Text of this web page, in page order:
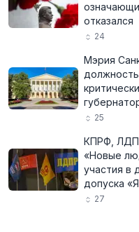
отказался
24
Мэрия
25
КПРФ,
«Новые
участия в
допуска
27